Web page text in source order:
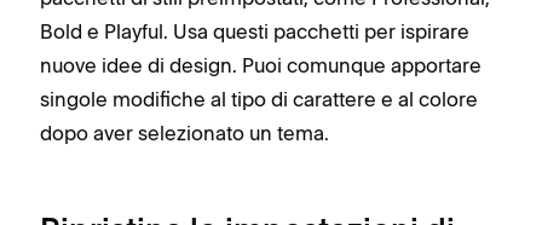
Bold e Playful. Usa questi pacchetti per ispirare
nuove idee di design. Puoi comunque apportare
singole modifiche al tipo di carattere e al colore
dopo aver selezionato un tema.